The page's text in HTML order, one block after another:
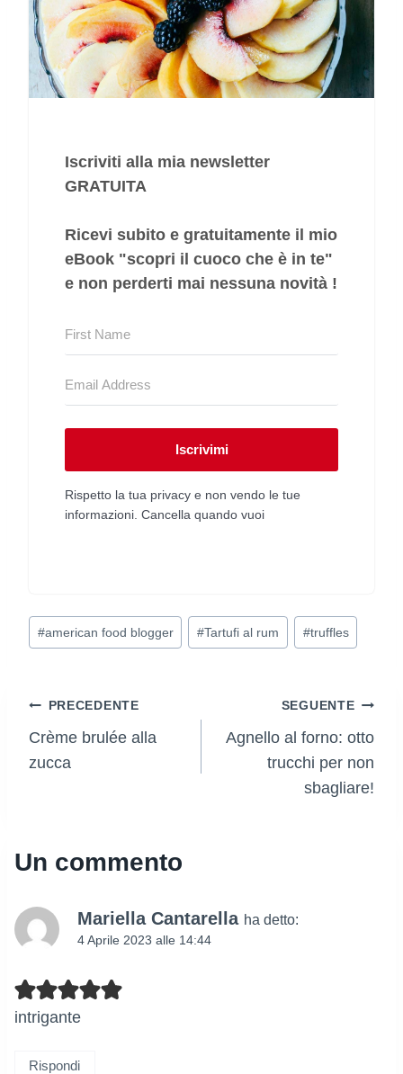
Iscriviti alla mia newsletter
GRATUITA
Ricevi subito e gratuitamente il mio
eBook "scopri il cuoco che è in te"
e non perderti mai nessuna novità !
Iscrivimi
Rispetto la tua privacy e non vendo le tue
informazioni. Cancella quando vuoi
Tag
articolo:
#american food blogger #Tartufi al rum #truffles
Navigazione
articoli
PRECEDENTE
Crème brulée alla
zucca
SEGUENTE
Agnello al forno: otto
trucchi per non
sbagliare!
Un commento
Mariella Cantarella ha detto:
4 Aprile 2023 alle 14:44
intrigante
Rispondi